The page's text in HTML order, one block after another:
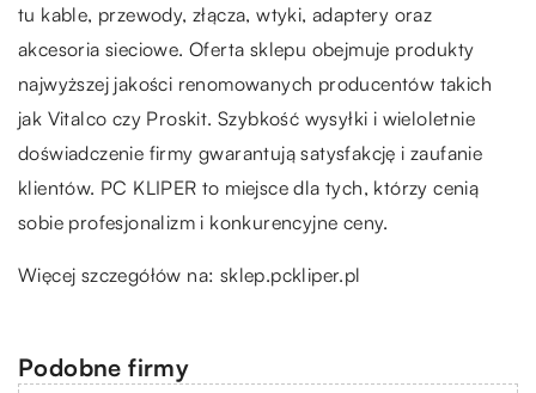
tu kable, przewody, złącza, wtyki, adaptery oraz
akcesoria sieciowe. Oferta sklepu obejmuje produkty
najwyższej jakości renomowanych producentów takich
jak Vitalco czy Proskit. Szybkość wysyłki i wieloletnie
doświadczenie firmy gwarantują satysfakcję i zaufanie
klientów. PC KLIPER to miejsce dla tych, którzy cenią
sobie profesjonalizm i konkurencyjne ceny.
Więcej szczegółów na: sklep.pckliper.pl
Podobne firmy